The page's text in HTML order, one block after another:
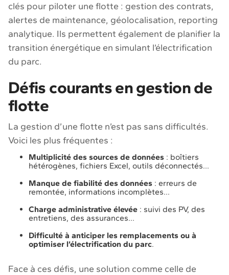
clés pour piloter une flotte : gestion des contrats,
alertes de maintenance, géolocalisation, reporting
analytique. Ils permettent également de planifier la
transition énergétique en simulant l’électrification
du parc.
Défis courants en gestion de
flotte
La gestion d’une flotte n’est pas sans difficultés.
Voici les plus fréquentes :
Multiplicité des sources de données : boîtiers
hétérogènes, fichiers Excel, outils déconnectés…
Manque de fiabilité des données : erreurs de
remontée, informations incomplètes…
Charge administrative élevée : suivi des PV, des
entretiens, des assurances…
Difficulté à anticiper les remplacements ou à
optimiser l’électrification du parc.
Face à ces défis, une solution comme celle de